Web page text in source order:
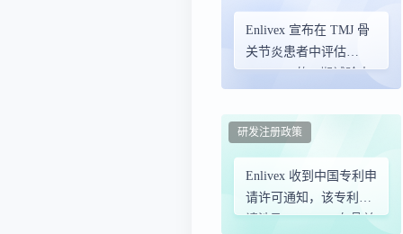
Enlivex 宣布在 TMJ 骨
关节炎患者中评估
Allocetra 的 I 期试验中
Enlivex 收到中国专利申
请许可通知，该专利申
请涉及 Allocetra 在骨关
研发注册政策